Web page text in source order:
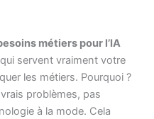
métiers pour l’IA
servent vraiment votre
les métiers. Pourquoi ?
problèmes, pas
à la mode. Cela